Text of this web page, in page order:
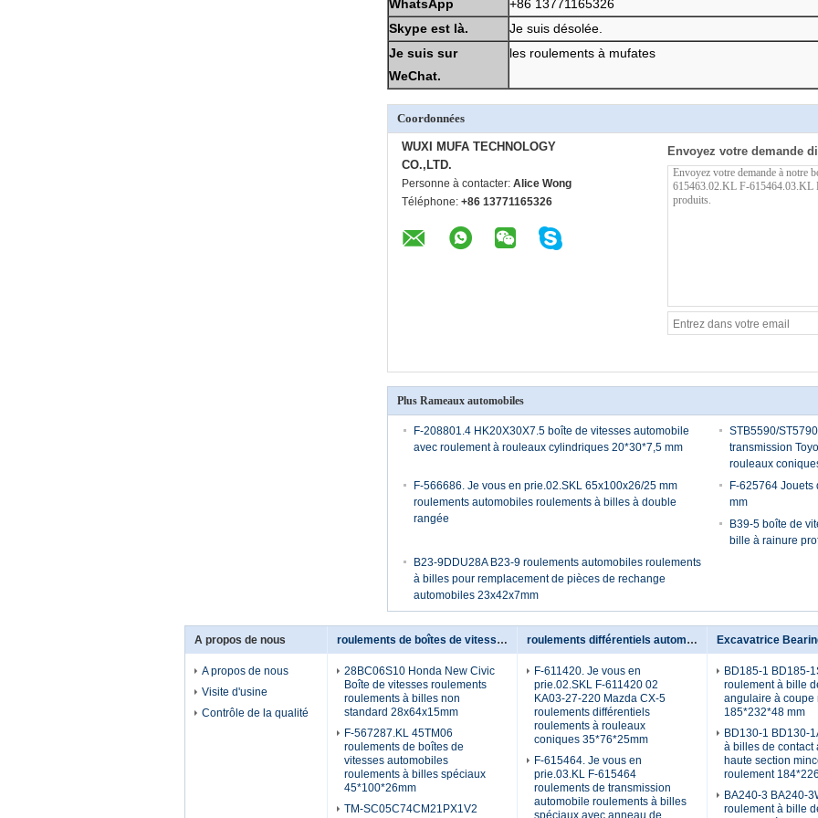
WhatsApp
+86 13771165326
Skype est là.
Je suis désolée.
Je suis sur
WeChat.
les roulements à mufates
Coordonnées
WUXI MUFA TECHNOLOGY
CO.,LTD.
Personne à contacter: Alice Wong
Téléphone: +86 13771165326
Envoyez votre demande
Plus Rameaux automobiles
F-208801.4 HK20X30X7.5 boîte de vitesses automobile
avec roulement à rouleaux cylindriques 20*30*7,5 mm
STB5590/
transmission
rouleaux
F-566686. Je vous en prie.02.SKL 65x100x26/25 mm
roulements automobiles roulements à billes à double
rangée
F-625764
mm
B39-5 boîte de
bille à rainure
B23-9DDU28A B23-9 roulements automobiles roulements
à billes pour remplacement de pièces de rechange
automobiles 23x42x7mm
A propos de nous
A propos de nous
Visite d'usine
Contrôle de la qualité
roulements de boîtes de vitesses automobiles
28BC06S10 Honda New Civic
Boîte de vitesses roulements
roulements à billes non
standard 28x64x15mm
F-567287.KL 45TM06
roulements de boîtes de
vitesses automobiles
roulements à billes spéciaux
45*100*26mm
TM-SC05C74CM21PX1V2
roulements différentiels automobiles
F-611420. Je vous en
prie.02.SKL F-611420 02
KA03-27-220 Mazda CX-5
roulements différentiels
roulements à rouleaux
coniques 35*76*25mm
F-615464. Je vous en
prie.03.KL F-615464
roulements de transmission
automobile roulements à billes
spéciaux avec anneau de
Excavatrice
BD185-1 BD185-
roulement à bille
angulaire à coupe
185*232*48 mm
BD130-1 BD130-
à billes de contact
haute section
roulement
BA240-3 BA240-
roulement à bille